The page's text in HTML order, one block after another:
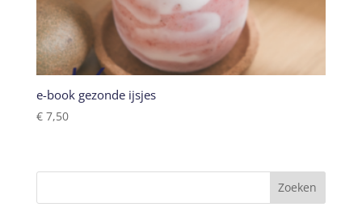
e-book gezonde ijsjes
€7,50